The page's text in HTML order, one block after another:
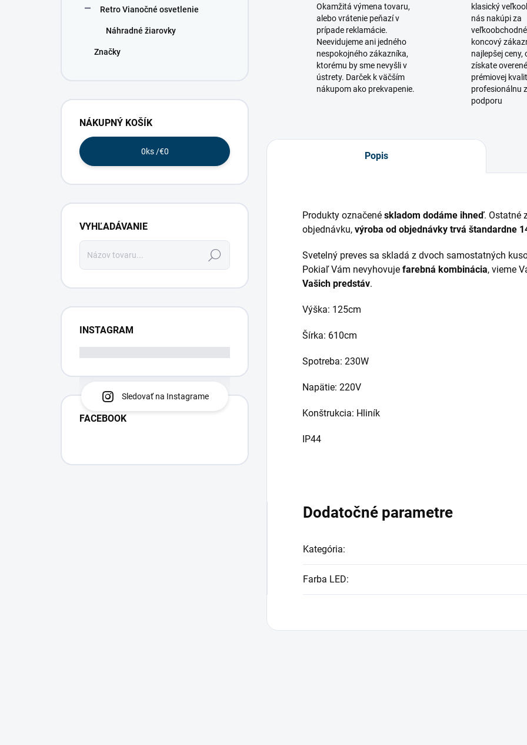
Retro Vianočné osvetlenie
Náhradné žiarovky
Značky
NÁKUPNÝ KOŠÍK
0ks /€0
VYHĽADÁVANIE
Hľadať
INSTAGRAM
Sledovať na Instagrame
FACEBOOK
Okamžitá výmena tovaru,
alebo vrátenie peňazí v
prípade reklamácie.
Neevidujeme ani jedného
nespokojného zákazníka,
ktorému by sme nevyšli v
ústrety. Darček k väčším
nákupom ako prekvapenie.
klasický
nás nakúpi za
koncový
najlepšej ceny,
získate
prémiovej
profesionálnu
podporu
Popis
Produkty označené skladom dodáme ihneď. Ostatné
objednávku, výroba od objednávky trvá štandardne
Svetelný preves sa skladá z dvoch samostatných
Pokiaľ Vám nevyhovuje farebná kombinácia, vieme
Vašich predstáv.
Výška: 125cm
Šírka: 610cm
Spotreba: 230W
Napätie: 220V
Konštrukcia: Hliník
IP44
Dodatočné parametre
Kategória:
Farba LED: